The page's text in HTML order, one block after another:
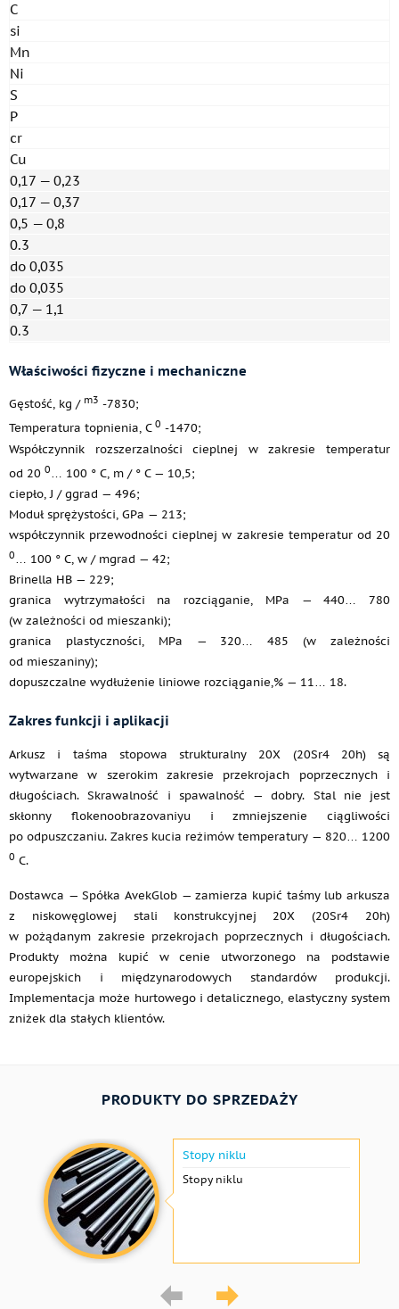
C
si
Mn
Ni
S
P
cr
Cu
0,17 — 0,23
0,17 — 0,37
0,5 — 0,8
0.3
do 0,035
do 0,035
0,7 — 1,1
0.3
Właściwości fizyczne i mechaniczne
Gęstość, kg / m3 -7830;
Temperatura topnienia, C 0 -1470;
Współczynnik rozszerzalności cieplnej w zakresie temperatur
od 20 0… 100 ° C, m / ° C — 10,5;
ciepło, J / ggrad — 496;
Moduł sprężystości, GPa — 213;
współczynnik przewodności cieplnej w zakresie temperatur od 20
0… 100 ° C, w / mgrad — 42;
Brinella HB — 229;
granica wytrzymałości na rozciąganie, MPa — 440… 780
(w zależności od mieszanki);
granica plastyczności, MPa — 320… 485 (w zależności
od mieszaniny);
dopuszczalne wydłużenie liniowe rozciąganie,% — 11… 18.
Zakres funkcji i aplikacji
Arkusz i taśma stopowa strukturalny 20X (20Sr4 20h) są
wytwarzane w szerokim zakresie przekrojach poprzecznych i
długościach. Skrawalność i spawalność — dobry. Stal nie jest
skłonny flokenoobrazovaniyu i zmniejszenie ciągliwości
po odpuszczaniu. Zakres kucia reżimów temperatury — 820… 1200
0 C.
Dostawca — Spółka AvekGlob — zamierza kupić taśmy lub arkusza
z niskowęglowej stali konstrukcyjnej 20X (20Sr4 20h)
w pożądanym zakresie przekrojach poprzecznych i długościach.
Produkty można kupić w cenie utworzonego na podstawie
europejskich i międzynarodowych standardów produkcji.
Implementacja może hurtowego i detalicznego, elastyczny system
zniżek dla stałych klientów.
PRODUKTY DO SPRZEDAŻY
Stopy niklu
Stopy niklu